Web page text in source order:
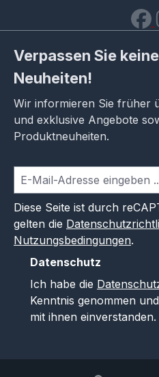
Verpassen Sie
Neuheiten!
Wir informieren Sie früher
und exklusive Angebote
Produktneuheiten.
Diese Seite ist durch
gelten die
Nutzungsbedingungen.
Datenschutz
Ich habe die
Kenntnis genommen
mit ihnen einverstanden.